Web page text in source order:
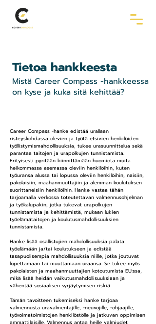
Tietoa hankkeesta
Mistä Career Compass -hankkeessa
on kyse ja kuka sitä kehittää?
Career Compass -hanke edistää urallaan
risteyskohdassa olevien ja työtä etsivien henkilöiden
työllistymismahdollisuuksia, tukee urasuunnittelua sekä
parantaa taitojen ja urapolkujen tunnistamista.
Erityisesti pyritään kiinnittämään huomiota muita
heikommassa asemassa oleviin henkilöihin, kuten
työuransa alussa tai lopussa oleviin henkilöihin, naisiin,
pakolaisiin, maahanmuuttajiin ja alemman koulutuksen
suorittaneisiin henkilöihin. Hanke vastaa tähän
tarjoamalla verkossa toteutettavan valmennusohjelman
ja työkalupakin, jotka tukevat urapolkujen
tunnistamista ja kehittämistä, mukaan lukien
työelämätaitojen ja koulutusmahdollisuuksien
tunnistamista.
Hanke lisää osallistujien mahdollisuuksia palata
työelämään ja/tai koulutukseen ja edistää
tasapuolisempia mahdollisuuksia niille, jotka joutuvat
lopettamaan tai muuttamaan uraansa. Se tukee myös
pakolaisten ja maahanmuuttajien kotoutumista EU:ssa,
mikä lisää heidän vaikutusmahdollisuuksiaan ja
vähentää sosiaalisen syrjäytymisen riskiä.
Tämän tavoitteen tukemiseksi hanke tarjoaa
valmennusta uravalmentajille, -neuvojille, -ohjaajille,
työvoimatoimistojen henkilöstölle ja jatkuvan oppimisen
ammattilaisille. Valmennus antaa heille valmiudet